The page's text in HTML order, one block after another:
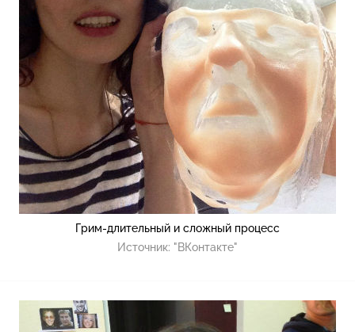
Грим-длительный и сложный процесс
Источник: "ВКонтакте"